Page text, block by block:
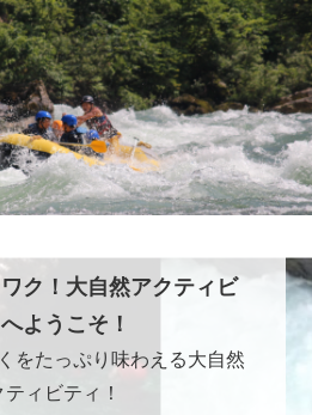
ク！大自然アクティビ
ようこそ！
をたっぷり味わえる大自然
ティビティ！